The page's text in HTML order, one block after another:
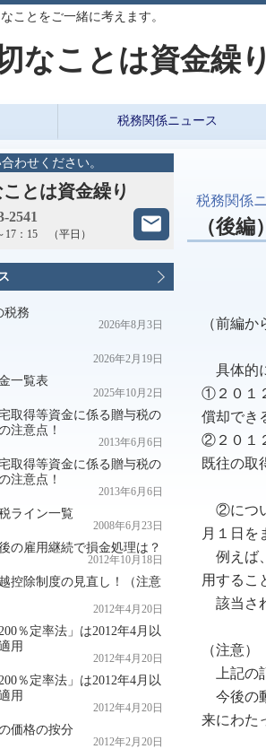
ことをご一緒に考えます。
なことは資金繰
税務関係ニュース
税務関係
（後
（前編
具体的
①２０１
償却でき
②２０１
既往の取
②につい
月１日を
例えば
用するこ
該当さ
（注意）
上記の
今後の
来にわた
わせください。
とは資金繰り
2541
17：15 （平日）
税務
2026年8月3日
2026年2月19日
一覧表
2025年10月2日
取得等資金に係る贈与税の
注意点！
2013年6月6日
取得等資金に係る贈与税の
注意点！
2013年6月6日
ライン一覧
2008年6月23日
の雇用継続で損金処理は？
2012年10月18日
控除制度の見直し！（注意
2012年4月20日
％定率法」は2012年4月以
用
2012年4月20日
％定率法」は2012年4月以
用
2012年4月20日
価格の按分
2012年2月20日